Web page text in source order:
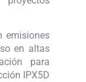
emisiones
en altas
para
IPX5D